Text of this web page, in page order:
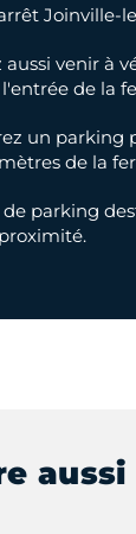
Joinville-
aussi venir à
de la
un parking
de la
de parking
aussi